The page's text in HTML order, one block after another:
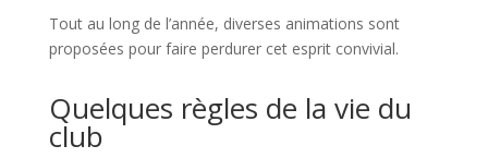
Tout au long de l’année, diverses animations sont
proposées pour faire perdurer cet esprit convivial.
Quelques règles de la vie du
club